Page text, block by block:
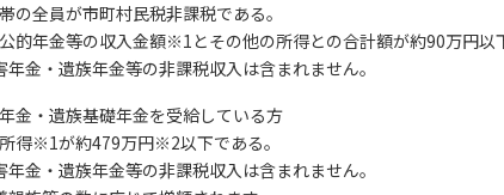
の全員が市町村民税非課税である。
的年金等の収入金額※1とその他の所得との合計額が約90万円以
金・遺族年金等の非課税収入は含まれません。
金・遺族基礎年金を受給している方
得※1が約479万円※2以下である。
金・遺族年金等の非課税収入は含まれません。